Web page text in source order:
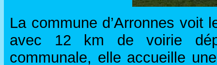
La commune d’Arronnes voit
avec 12 km de voirie
communale, elle accueille